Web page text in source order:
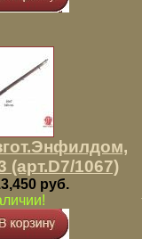
(арт.D7/1067)
руб.